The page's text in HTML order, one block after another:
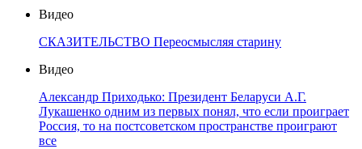
Видео
СКАЗИТЕЛЬСТВО Переосмысляя старину
Видео
Александр Приходько: Президент Беларуси А.Г.
Лукашенко одним из первых понял, что если проиграет
Россия, то на постсоветском пространстве проиграют
все